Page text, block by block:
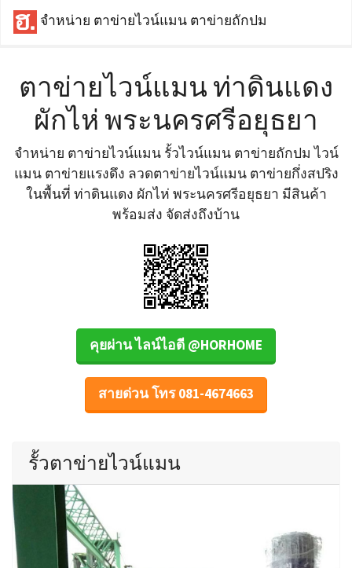
จำหน่าย ตาข่ายไวน์แมน ตาข่ายถักปม
ตาข่ายไวน์แมน ท่าดินแดง
ผักไห่ พระนครศรีอยุธยา
จำหน่าย ตาข่ายไวน์แมน รั้วไวน์แมน ตาข่ายถักปม ไวน์
แมน ตาข่ายแรงดึง ลวดตาข่ายไวน์แมน ตาข่ายกึ่งสปริง
ในพื้นที่ ท่าดินแดง ผักไห่ พระนครศรีอยุธยา มีสินค้า
พร้อมส่ง จัดส่งถึงบ้าน
คุยผ่าน ไลน์ไอดี @HORHOME
สายด่วน โทร 081-4674663
รั้วตาข่ายไวน์แมน